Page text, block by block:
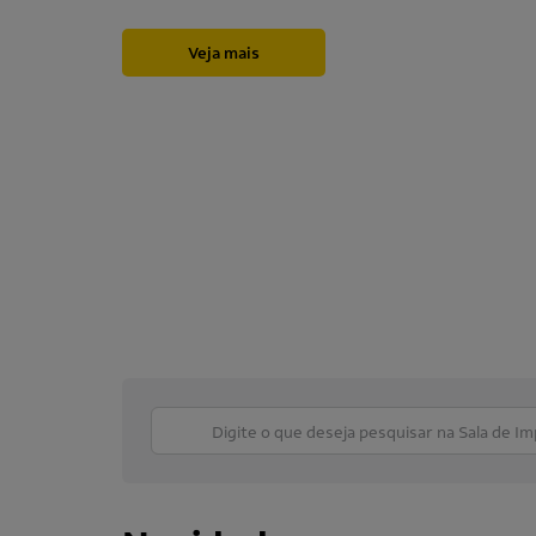
Veja mais